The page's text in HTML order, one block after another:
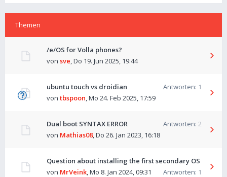
Themen
/e/OS for Volla phones?
von sve,Do 19. Jun 2025, 19:44
ubuntu touch vs droidian Antworten: 1
von tbspoon,Mo 24. Feb 2025, 17:59
Dual boot SYNTAX ERROR Antworten: 2
von Mathias08,Do 26. Jan 2023, 16:18
Question about installing the first secondary OS
Antworten: 1
von MrVeink,Mo 8. Jan 2024, 09:31